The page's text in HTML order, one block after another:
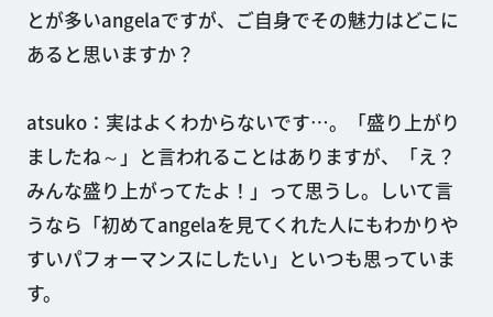
とが多いangelaですが、ご自身でその魅力はどこに
あると思いますか？
atsuko：実はよくわからないです…。「盛り上がり
ましたね～」と言われることはありますが、「え？
みんな盛り上がってたよ！」って思うし。しいて言
うなら「初めてangelaを見てくれた人にもわかりや
すいパフォーマンスにしたい」といつも思っていま
す。